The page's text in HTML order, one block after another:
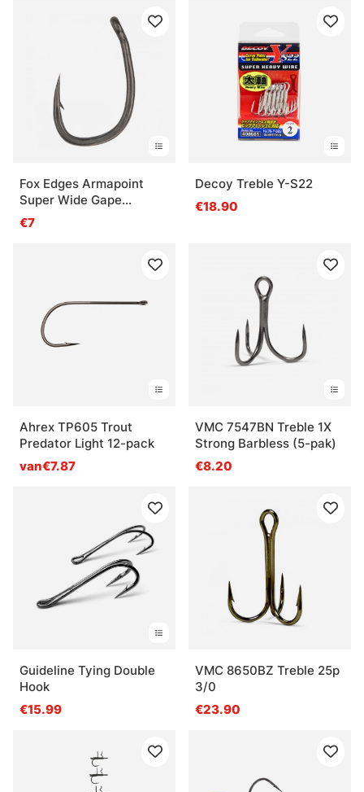
Fox Edges Armapoint
Super Wide Gape
Inturned Eye (10-pak)
€7
Decoy Treble Y-S22
€18.90
Ahrex TP605 Trout
Predator Light 12-pack
van€7.87
VMC 7547BN Treble 1X
Strong Barbless (5-pak)
€8.20
Guideline Tying Double
Hook
€15.99
VMC 8650BZ Treble 25p
3/0
€23.90